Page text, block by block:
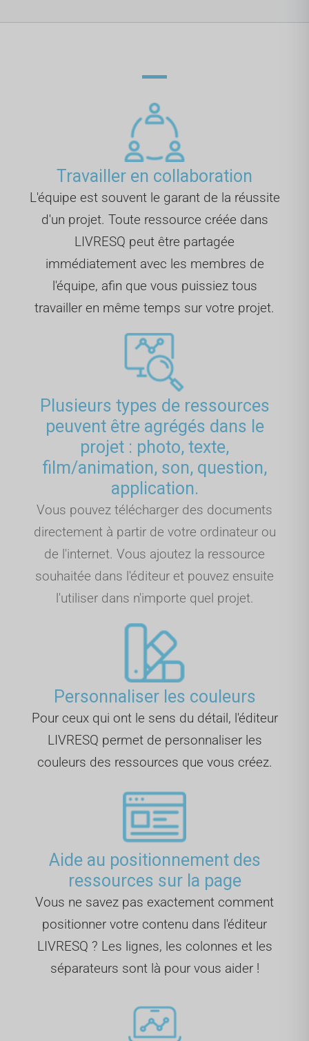
Travailler en collaboration
L'équipe est souvent le garant de la réussite
d'un projet. Toute ressource créée dans
LIVRESQ peut être partagée
immédiatement avec les membres de
l'équipe, afin que vous puissiez tous
travailler en même temps sur votre projet.
Plusieurs types de ressources
peuvent être agrégés dans le
projet : photo, texte,
film/animation, son, question,
application.
Vous pouvez télécharger des documents
directement à partir de votre ordinateur ou
de l'internet. Vous ajoutez la ressource
souhaitée dans l'éditeur et pouvez ensuite
l'utiliser dans n'importe quel projet.
Personnaliser les couleurs
Pour ceux qui ont le sens du détail, l'éditeur
LIVRESQ permet de personnaliser les
couleurs des ressources que vous créez.
Aide au positionnement des
ressources sur la page
Vous ne savez pas exactement comment
positionner votre contenu dans l'éditeur
LIVRESQ ? Les lignes, les colonnes et les
séparateurs sont là pour vous aider !